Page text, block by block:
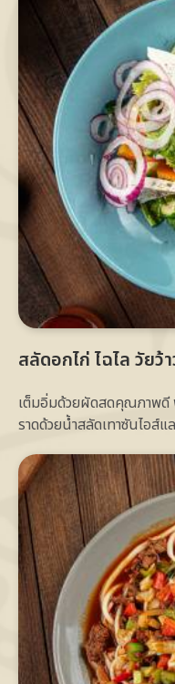
สลัดอกไก่ ไฉไล วัยว้
เต็มอิ่มด้วยผัดสดคุณภาพดี
ราดด้วยน้ำสลัดเทาซันไอส์